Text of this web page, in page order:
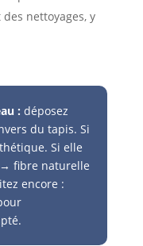
nettoyages, y
: déposez
du tapis. Si
Si elle
fibre naturelle
encore :